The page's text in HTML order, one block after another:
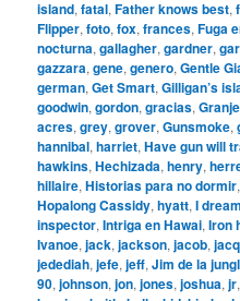
island,fatal,Father knows best,
Flipper,foto,fox,frances,Fuga
nocturna,gallagher,gardner,
gazzara,gene,genero,Gentle
german,Get Smart,Gilligan’s
goodwin,gordon,gracias,
acres,grey,grover,Gunsmoke,
hannibal,harriet,Have gun will
hawkins,Hechizada,henry,
hillaire,Historias para no dormir
Hopalong Cassidy,hyatt,I
inspector,Intriga en Hawai,Iron
Ivanoe,jack,jackson,jacob,
jedediah,jefe,jeff,Jim de la
90,johnson,jon,jones,joshua,jr